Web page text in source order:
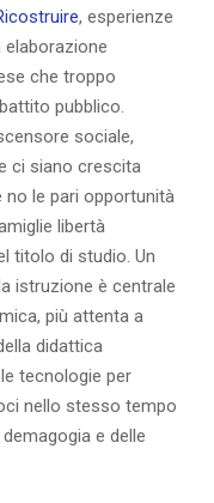
, esperienze
che troppo
pubblico.
sociale,
ci siano crescita
le pari opportunità
libertà
titolo di studio. Un
istruzione è centrale
più attenta a
didattica
tecnologie per
nello stesso tempo
e delle